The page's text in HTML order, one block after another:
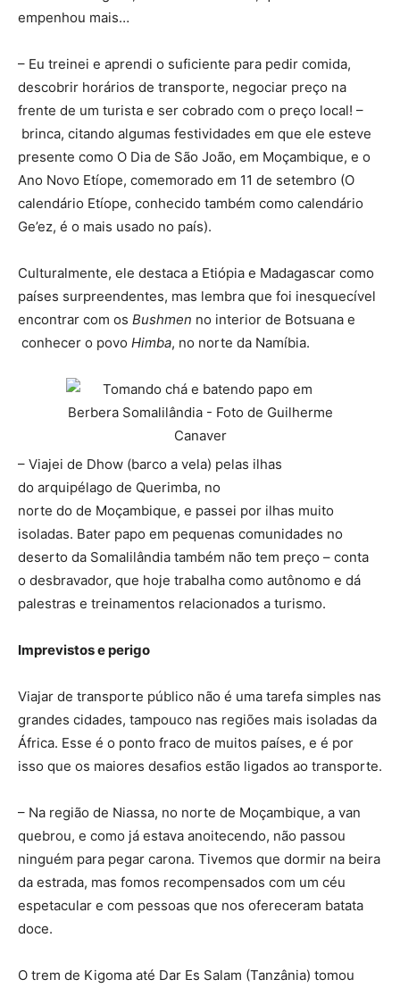
empenhou mais…
– Eu treinei e aprendi o suficiente para pedir comida,
descobrir horários de transporte, negociar preço na
frente de um turista e ser cobrado com o preço local! –
brinca, citando algumas festividades em que ele esteve
presente como O Dia de São João, em Moçambique, e o
Ano Novo Etíope, comemorado em 11 de setembro (O
calendário Etíope, conhecido também como calendário
Ge’ez, é o mais usado no país).
Culturalmente, ele destaca a Etiópia e Madagascar como
países surpreendentes, mas lembra que foi inesquecível
encontrar com os Bushmen no interior de Botsuana e
conhecer o povo Himba, no norte da Namíbia.
– Viajei de Dhow (barco a vela) pelas ilhas
do arquipélago de Querimba, no
norte do de Moçambique, e passei por ilhas muito
isoladas. Bater papo em pequenas comunidades no
deserto da Somalilândia também não tem preço – conta
o desbravador, que hoje trabalha como autônomo e dá
palestras e treinamentos relacionados a turismo.
Imprevistos e perigo
Viajar de transporte público não é uma tarefa simples nas
grandes cidades, tampouco nas regiões mais isoladas da
África. Esse é o ponto fraco de muitos países, e é por
isso que os maiores desafios estão ligados ao transporte.
– Na região de Niassa, no norte de Moçambique, a van
quebrou, e como já estava anoitecendo, não passou
ninguém para pegar carona. Tivemos que dormir na beira
da estrada, mas fomos recompensados com um céu
espetacular e com pessoas que nos ofereceram batata
doce.
O trem de Kigoma até Dar Es Salam (Tanzânia) tomou